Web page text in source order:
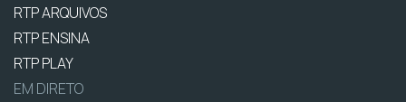
RTP ARQUIVOS
RTP ENSINA
RTP PLAY
EM DIRETO